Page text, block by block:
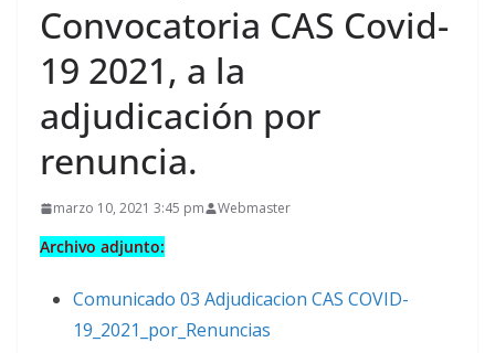
Convocatoria CAS Covid-
19 2021, a la
adjudicación por
renuncia.
marzo 10, 2021 3:45 pm Webmaster
Archivo adjunto:
Comunicado 03 Adjudicacion CAS COVID-
19_2021_por_Renuncias